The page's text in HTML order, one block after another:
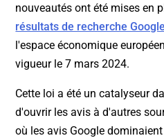
nouveautés ont été mises en
résultats de recherche
l'espace économique
vigueur le 7 mars 2024.
Cette loi a été un catalyseur
d'ouvrir les avis à d'autres
où les avis Google